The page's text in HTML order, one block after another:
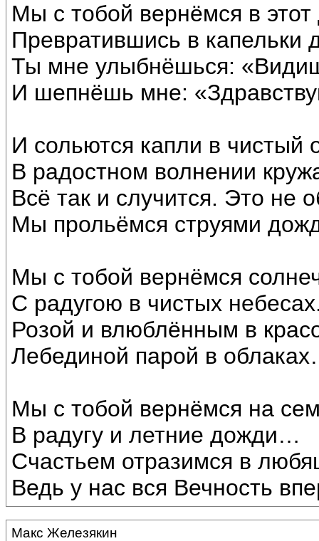
Мы с тобой вернёмся в
Превратившись в капельки
Ты мне улыбнёшься:
И шепнёшь мне:
И сольются капли в чистый
В радостном волнении
Всё так и случится. Это не
Мы прольёмся струями
Мы с тобой вернёмся
С радугою в чистых
Розой и влюблённым в
Лебединой парой в
Мы с тобой вернёмся на
В радугу и летние дожди…
Счастьем отразимся в
Ведь у нас вся Вечность
Макс Железякин